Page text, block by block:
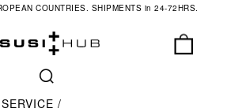
COUNTRIES. SHIPMENTS in 24-72HRS.